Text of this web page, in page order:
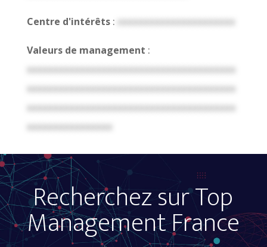
Centre d'intérêts: xxxxxxxxxxxxxxxxxxxxxx
Valeurs de management :
xxxxxxxxxxxxxxxxxxxxxxxxxxxxxxxxxxxxxxx
xxxxxxxxxxxxxxxxxxxxxxxxxxxxxxxxxxxxxxx
xxxxxxxxxxxxxxxxxxxxxxxxxxxxxxxxxxxxxxx
xxxxxxxxxxxxxxxx
Recherchez sur Top
Management France